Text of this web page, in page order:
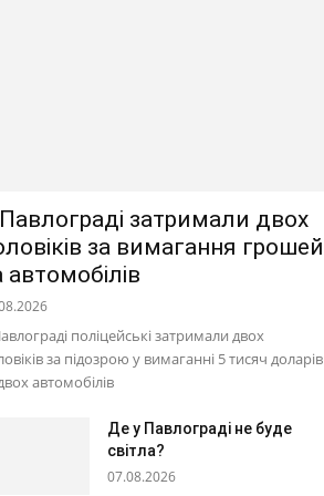
затримали двох
за вимагання грошей
автомобілів
поліцейські затримали двох
за підозрою у вимаганні 5 тисяч доларів
автомобілів
Де у Павлограді не буде
світла?
07.08.2026